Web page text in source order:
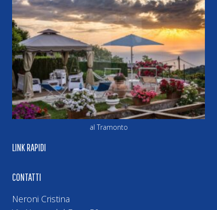
al Tramonto
LINK RAPIDI
CONTATTI
Neroni Cristina